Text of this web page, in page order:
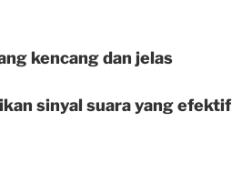
kencang dan jelas
sinyal suara yang efektif